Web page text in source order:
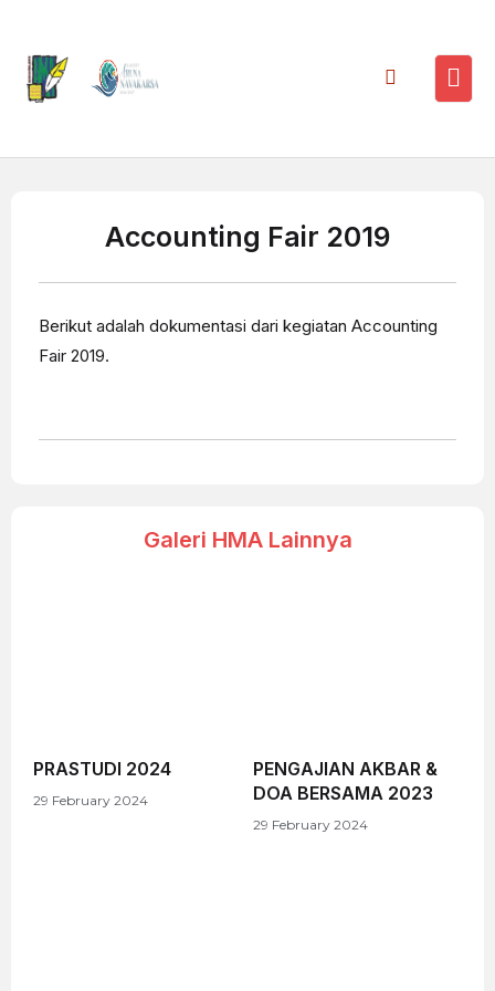
Accounting Fair 2019
Berikut adalah dokumentasi dari kegiatan Accounting
Fair 2019.
Galeri HMA Lainnya
PRASTUDI 2024
29 February 2024
PENGAJIAN AKBAR &
DOA BERSAMA 2023
29 February 2024